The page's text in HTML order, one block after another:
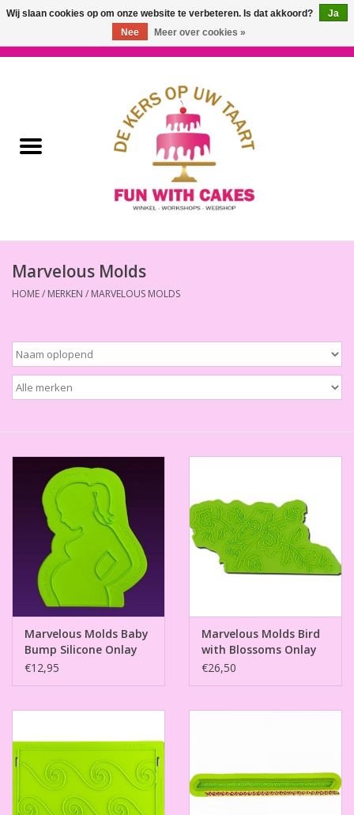
Workshops & Cursussen
Decoreer Gereedschap
Presentatie en Verpakkingen
Thema's
Aanbiedingen
Cindy's Favorieten
Cadeaubonnen
Merken
Marvelous Molds
HOME/ MERKEN / MARVELOUS MOLDS
Marvelous Molds Baby
Bump Silicone Onlay
€12,95
Marvelous Molds Bird
with Blossoms Onlay
€26,50
Wij slaan cookies op om onze website te verbeteren. Is dat akkoord?
Ja
Nee
Meer over cookies »